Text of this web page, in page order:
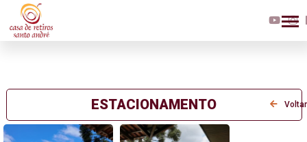
ESTACIONAMENTO Voltar